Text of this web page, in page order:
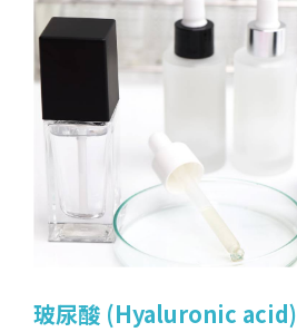
綠
色
化
學
(
B
i
o
G
r
e
e
n
s
p
e
ci
a
l
t
y
工
業
(
I
n
d
u
s
t
r
i
a
l
c
h
e
mi
c
a
l
)
聯絡我們
玻尿酸 (Hyaluronic acid)